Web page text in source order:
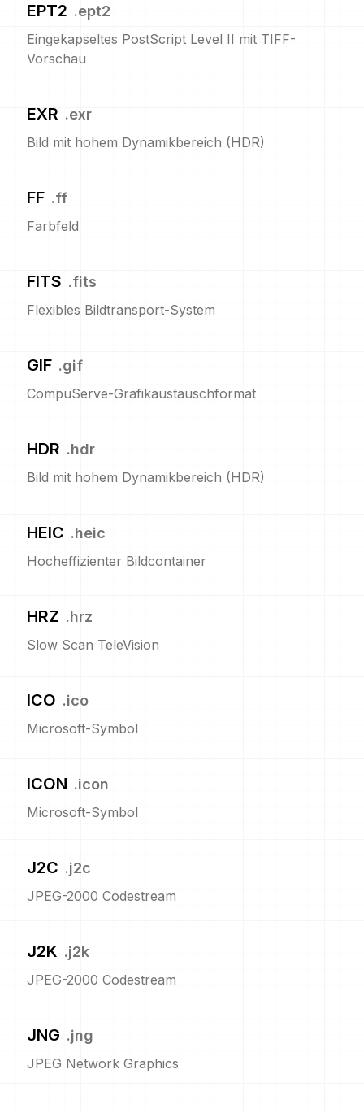
EPT2 .ept2
Eingekapseltes PostScript Level II mit TIFF-
Vorschau
EXR .exr
Bild mit hohem Dynamikbereich (HDR)
FF .ff
Farbfeld
FITS .fits
Flexibles Bildtransport-System
GIF .gif
CompuServe-Grafikaustauschformat
HDR .hdr
Bild mit hohem Dynamikbereich (HDR)
HEIC .heic
Hocheffizienter Bildcontainer
HRZ .hrz
Slow Scan TeleVision
ICO .ico
Microsoft-Symbol
ICON .icon
Microsoft-Symbol
J2C .j2c
JPEG-2000 Codestream
J2K .j2k
JPEG-2000 Codestream
JNG .jng
JPEG Network Graphics